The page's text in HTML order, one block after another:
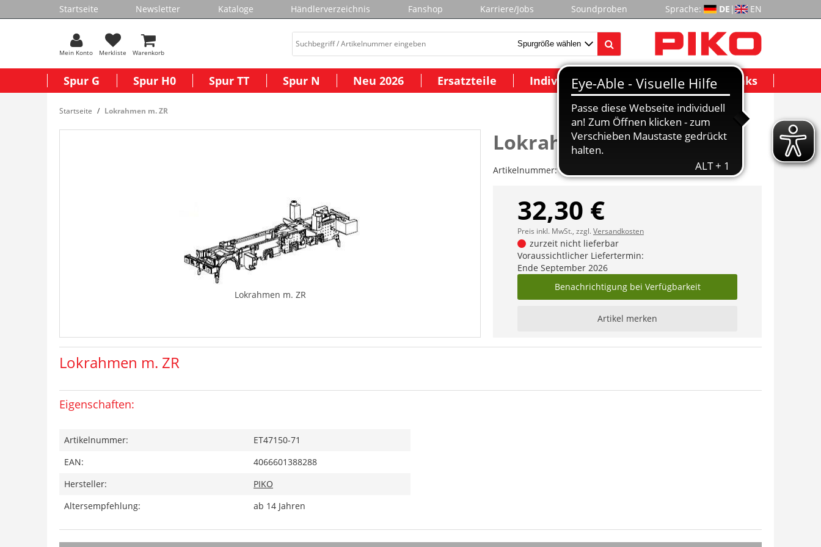
Startseite Newsletter Kataloge Händlerverzeichnis Fanshop Karriere/Jobs Soundproben Sprache: DE | EN
Mein Konto Merkliste Warenkorb
Spur G Spur H0 Spur TT Spur N Neu 2026 Ersatzteile Individuelle Modelle Wichtige Links
Startseite Lokrahmen m. ZR
Lokrahmen m. ZR
Lokrahmen m. ZR
Artikelnummer:ET47150-71
32,30 €
Preis inkl. MwSt., zzgl.Versandkosten
zurzeit nicht lieferbar
Voraussichtlicher Liefertermin:
Ende September 2026
Benachrichtigung bei Verfügbarkeit
Artikel merken
Lokrahmen m. ZR
Eigenschaften:
Artikelnummer:
ET47150-71
EAN:
4066601388288
Hersteller:
PIKO
Altersempfehlung:
ab 14 Jahren